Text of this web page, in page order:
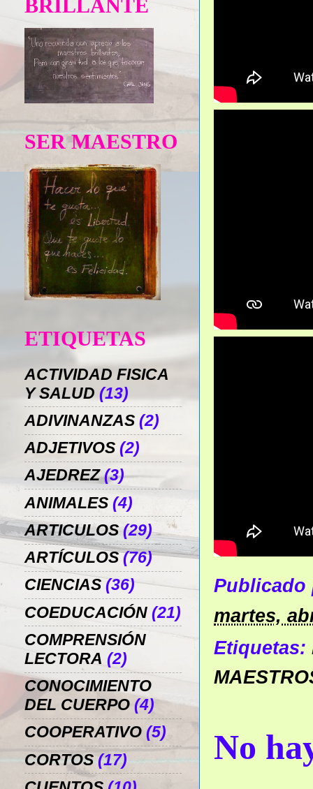
martes,
Etiquetas:
No
BRILLANTE
SER MAESTRO
ETIQUETAS
ACTIVIDAD FISICA
Y SALUD (13)
ADIVINANZAS (2)
ADJETIVOS (2)
AJEDREZ (3)
ANIMALES (4)
ARTICULOS (29)
ARTÍCULOS (76)
CIENCIAS (36)
COEDUCACIÓN (21)
COMPRENSIÓN
LECTORA (2)
CONOCIMIENTO
DEL CUERPO (4)
COOPERATIVO (5)
CORTOS (17)